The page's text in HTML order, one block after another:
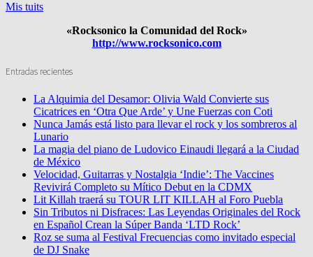
Mis tuits
«Rocksonico la Comunidad del Rock»
http://www.rocksonico.com
Entradas recientes
La Alquimia del Desamor: Olivia Wald Convierte sus
Cicatrices en ‘Otra Que Arde’ y Une Fuerzas con Coti
Nunca Jamás está listo para llevar el rock y los sombreros al
Lunario
La magia del piano de Ludovico Einaudi llegará a la Ciudad
de México
Velocidad, Guitarras y Nostalgia ‘Indie’: The Vaccines
Revivirá Completo su Mítico Debut en la CDMX
Lit Killah traerá su TOUR LIT KILLAH al Foro Puebla
Sin Tributos ni Disfraces: Las Leyendas Originales del Rock
en Español Crean la Súper Banda ‘LTD Rock’
Roz se suma al Festival Frecuencias como invitado especial
de DJ Snake